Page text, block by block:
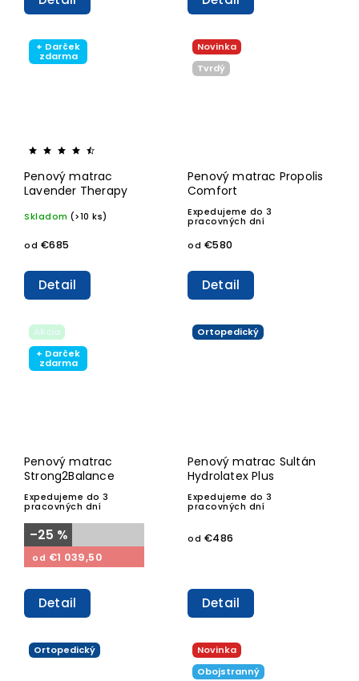
+ Darček
zdarma
Penový matrac
Lavender Therapy
Skladom (>10 ks)
od €685
Detail
Novinka
Tvrdý
Penový matrac Propolis
Comfort
Expedujeme do 3
pracovných dní
od €580
Detail
Akcia
+ Darček
zdarma
Penový matrac
Strong2Balance
Expedujeme do 3
pracovných dní
–25 %
od €1 039,50
Detail
Ortopedický
Penový matrac Sultán
Hydrolatex Plus
Expedujeme do 3
pracovných dní
od €486
Detail
Ortopedický
Novinka
Obojstranný